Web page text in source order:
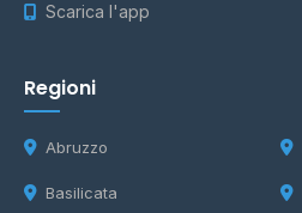
Scarica l'app
Regioni
Abruzzo
Basilicata